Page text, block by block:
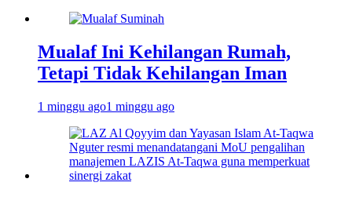
Mualaf Ini Kehilangan Rumah,
Tetapi Tidak Kehilangan Iman
1 minggu ago1 minggu ago